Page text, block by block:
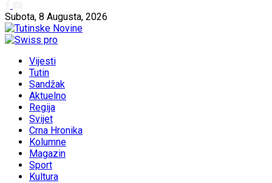
Subota, 8 Augusta, 2026
Vijesti
Tutin
Sandžak
Aktuelno
Regija
Svijet
Crna Hronika
Kolumne
Magazin
Sport
Kultura